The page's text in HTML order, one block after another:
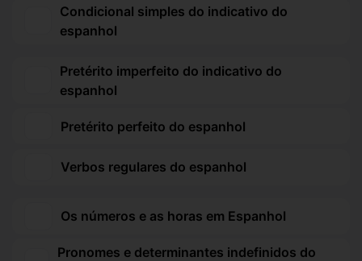
Condicional simples do indicativo do
espanhol
Pretérito imperfeito do indicativo do
espanhol
Pretérito perfeito do espanhol
Verbos regulares do espanhol
Os números e as horas em Espanhol
Pronomes e determinantes indefinidos do